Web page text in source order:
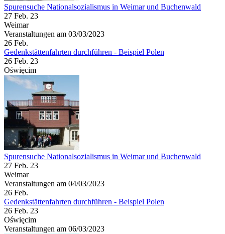
Spurensuche Nationalsozialismus in Weimar und Buchenwald
27 Feb. 23
Weimar
Veranstaltungen am 03/03/2023
26 Feb.
Gedenkstättenfahrten durchführen - Beispiel Polen
26 Feb. 23
Oświęcim
Spurensuche Nationalsozialismus in Weimar und Buchenwald
27 Feb. 23
Weimar
Veranstaltungen am 04/03/2023
26 Feb.
Gedenkstättenfahrten durchführen - Beispiel Polen
26 Feb. 23
Oświęcim
Veranstaltungen am 06/03/2023